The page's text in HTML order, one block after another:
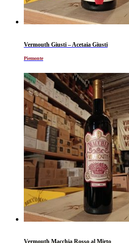
Vermouth Giusti – Acetaia Giusti
Piemonte